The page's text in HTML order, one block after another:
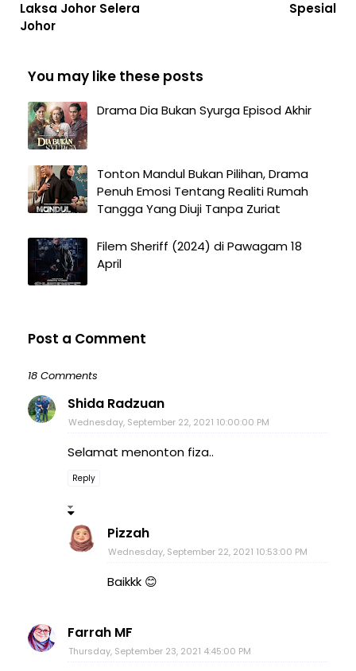
Spesial
Laksa Johor Selera
Johor
You may like these posts
Drama Dia Bukan Syurga Episod Akhir
Tonton Mandul Bukan Pilihan, Drama
Penuh Emosi Tentang Realiti Rumah
Tangga Yang Diuji Tanpa Zuriat
Filem Sheriff (2024) di Pawagam 18
April
Post a Comment
18 Comments
Shida Radzuan
Wednesday, September 22, 2021 10:00:00 PM
Selamat menonton fiza..
Reply
Pizzah
Wednesday, September 22, 2021 10:53:00 PM
Baikkk 😊
Farrah MF
Thursday, September 23, 2021 4:45:00 PM